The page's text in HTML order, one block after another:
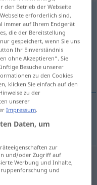
antippen)
den Betrieb der Webseite
erforderlich sind,
immer auf Ihrem Endgerät
die der Bereitstellung
gespeichert, wenn Sie uns
Ihr Einverständnis
ohne Akzeptieren“. Sie
Besuche unserer
zu den Cookies
klicken Sie einfach auf den
zu der
unserer
Impressum.
Daten, um
zur
und/oder Zugriff auf
Werbung und Inhalte,
und